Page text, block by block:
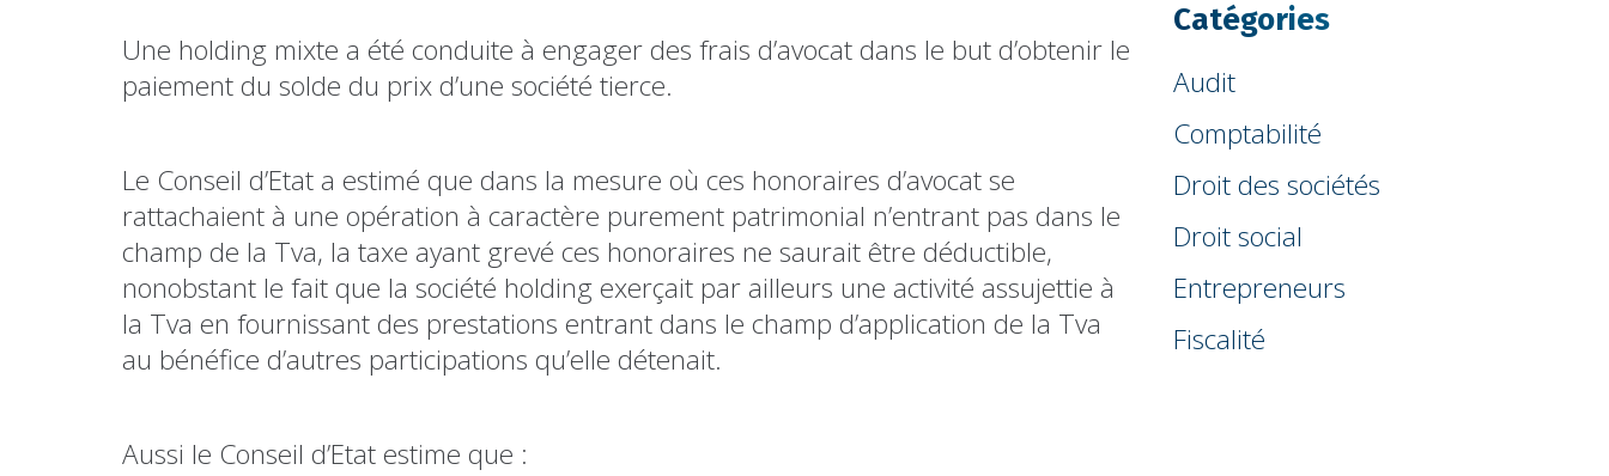
Une holding mixte a été conduite à engager des frais d’avocat dans le but d’obtenir le
paiement du solde du prix d’une société tierce.
Le Conseil d’Etat a estimé que dans la mesure où ces honoraires d’avocat se
rattachaient à une opération à caractère purement patrimonial n’entrant pas dans le
champ de la Tva, la taxe ayant grevé ces honoraires ne saurait être déductible,
nonobstant le fait que la société holding exerçait par ailleurs une activité assujettie à
la Tva en fournissant des prestations entrant dans le champ d’application de la Tva
au bénéfice d’autres participations qu’elle détenait.
Aussi le Conseil d’Etat estime que :
Catégories
Audit
Comptabilité
Droit des sociétés
Droit social
Entrepreneurs
Fiscalité